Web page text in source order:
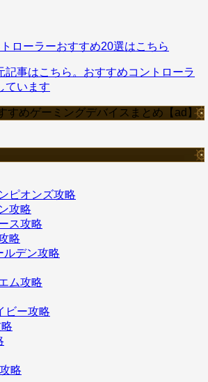
ローラーおすすめ20選はこちら
記事はこちら。おすすめコントローラ
ています
すめゲーミングデバイスまとめ【ad】
ピオンズ攻略
攻略
ス攻略
略
ルデン攻略
ム攻略
ビー攻略
略